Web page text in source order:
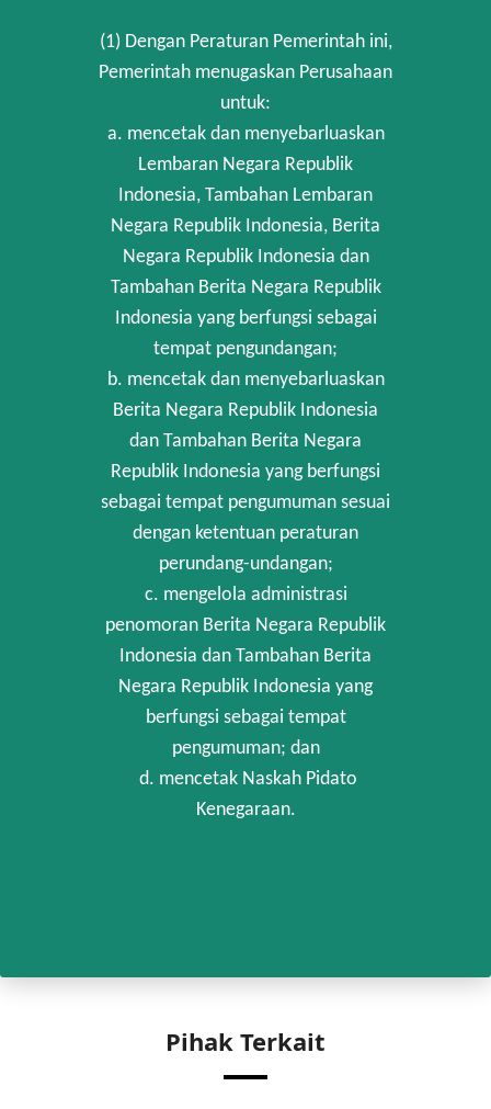
(1) Dengan Peraturan Pemerintah ini,
Pemerintah menugaskan Perusahaan
untuk:
a. mencetak dan menyebarluaskan
Lembaran Negara Republik
Indonesia, Tambahan Lembaran
Negara Republik Indonesia, Berita
Negara Republik Indonesia dan
Tambahan Berita Negara Republik
Indonesia yang berfungsi sebagai
tempat pengundangan;
b. mencetak dan menyebarluaskan
Berita Negara Republik Indonesia
dan Tambahan Berita Negara
Republik Indonesia yang berfungsi
sebagai tempat pengumuman sesuai
dengan ketentuan peraturan
perundang-undangan;
c. mengelola administrasi
penomoran Berita Negara Republik
Indonesia dan Tambahan Berita
Negara Republik Indonesia yang
berfungsi sebagai tempat
pengumuman; dan
d. mencetak Naskah Pidato
Kenegaraan.
Pihak Terkait